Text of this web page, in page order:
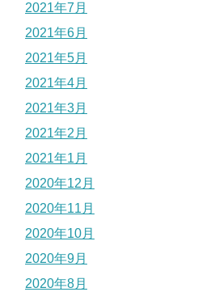
2021年7月
2021年6月
2021年5月
2021年4月
2021年3月
2021年2月
2021年1月
2020年12月
2020年11月
2020年10月
2020年9月
2020年8月